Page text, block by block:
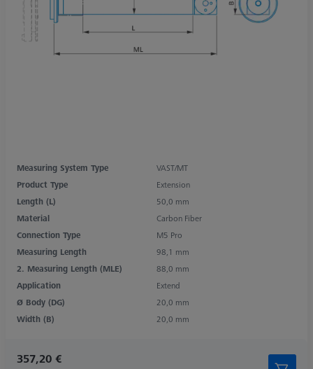
Measuring System Type
VAST/MT
Product Type
Extension
Length (L)
50,0 mm
Material
Carbon Fiber
Connection Type
M5 Pro
Measuring Length
98,1 mm
2. Measuring Length (MLE)
88,0 mm
Application
Extend
Ø Body (DG)
20,0 mm
Width (B)
20,0 mm
357,20 €